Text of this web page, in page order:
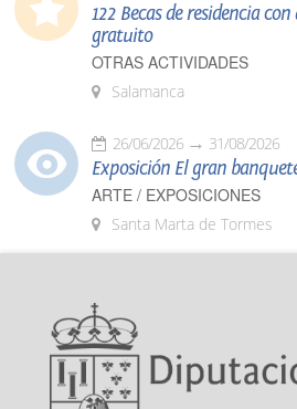
122 Becas de residencia
gratuito
OTRAS ACTIVIDADES
Salamanca
26/06/2026 31/08/2026
Exposición El gran
ARTE / EXPOSICIONES
Santa Marta de Tormes